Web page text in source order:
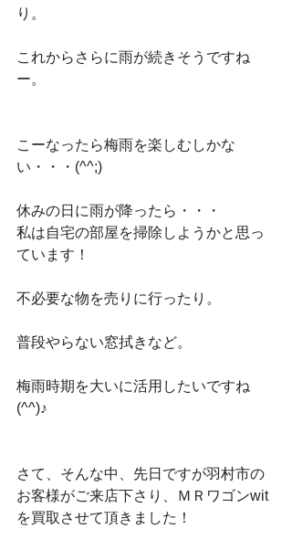
り。
これからさらに雨が続きそうですね
ー。
こーなったら梅雨を楽しむしかな
い・・・(^^;)
休みの日に雨が降ったら・・・
私は自宅の部屋を掃除しようかと思っ
ています！
不必要な物を売りに行ったり。
普段やらない窓拭きなど。
梅雨時期を大いに活用したいですね
(^^)♪
さて、そんな中、先日ですが羽村市の
お客様がご来店下さり、ＭＲワゴンwit
を買取させて頂きました！